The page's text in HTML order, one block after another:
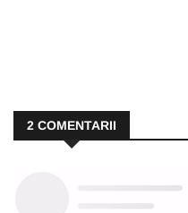
2 COMENTARII